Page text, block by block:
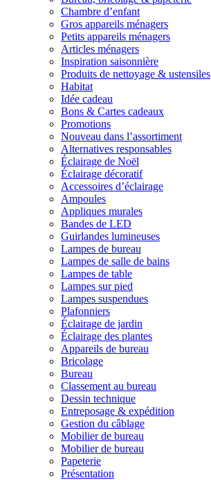
Chambre d’enfant
Gros appareils ménagers
Petits appareils ménagers
Articles ménagers
Inspiration saisonnière
Produits de nettoyage & ustensiles
Habitat
Idée cadeau
Bons & Cartes cadeaux
Promotions
Nouveau dans l’assortiment
Alternatives responsables
Éclairage de Noël
Éclairage décoratif
Accessoires d’éclairage
Ampoules
Appliques murales
Bandes de LED
Guirlandes lumineuses
Lampes de bureau
Lampes de salle de bains
Lampes de table
Lampes sur pied
Lampes suspendues
Plafonniers
Éclairage de jardin
Éclairage des plantes
Appareils de bureau
Bricolage
Bureau
Classement au bureau
Dessin technique
Entreposage & expédition
Gestion du câblage
Mobilier de bureau
Mobilier de bureau
Papeterie
Présentation